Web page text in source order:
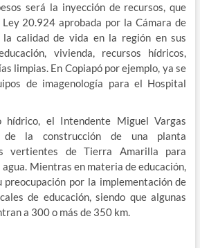
será la inyección de recursos, que
20.924 aprobada por la Cámara de
la calidad de vida en la región en sus
vivienda, recursos hídricos,
limpias. En Copiapó por ejemplo, ya se
de imagenología para el Hospital
hídrico, el Intendente Miguel Vargas
la construcción de una planta
vertientes de Tierra Amarilla para
Mientras en materia de educación,
preocupación por la implementación de
de educación, siendo que algunas
a 300 o más de 350 km.